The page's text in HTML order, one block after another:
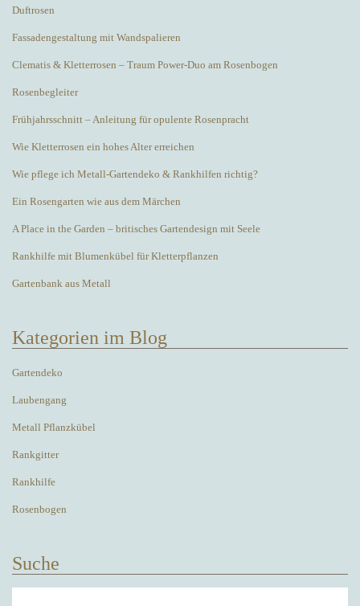
Duftrosen
Fassadengestaltung mit Wandspalieren
Clematis & Kletterrosen – Traum Power-Duo am Rosenbogen
Rosenbegleiter
Frühjahrsschnitt – Anleitung für opulente Rosenpracht
Wie Kletterrosen ein hohes Alter erreichen
Wie pflege ich Metall-Gartendeko & Rankhilfen richtig?
Ein Rosengarten wie aus dem Märchen
A Place in the Garden – britisches Gartendesign mit Seele
Rankhilfe mit Blumenkübel für Kletterpflanzen
Gartenbank aus Metall
Kategorien im Blog
Gartendeko
Laubengang
Metall Pflanzkübel
Rankgitter
Rankhilfe
Rosenbogen
Suche